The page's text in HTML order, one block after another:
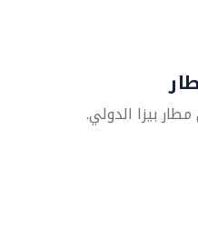
بيزا الدولي.